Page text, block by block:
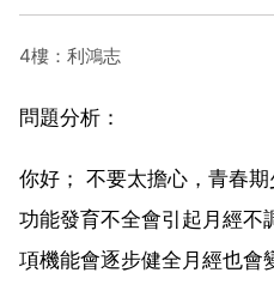
4樓：利鴻志
問題分析：
你好； 不要太擔心，青春
功能發育不全會引起月經不
項機能會逐步健全月經也會